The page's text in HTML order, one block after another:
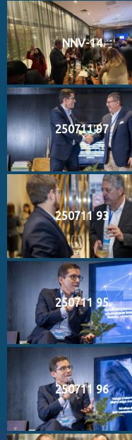
NNV-14
250711 97
250711 93
250711 95
250711 96